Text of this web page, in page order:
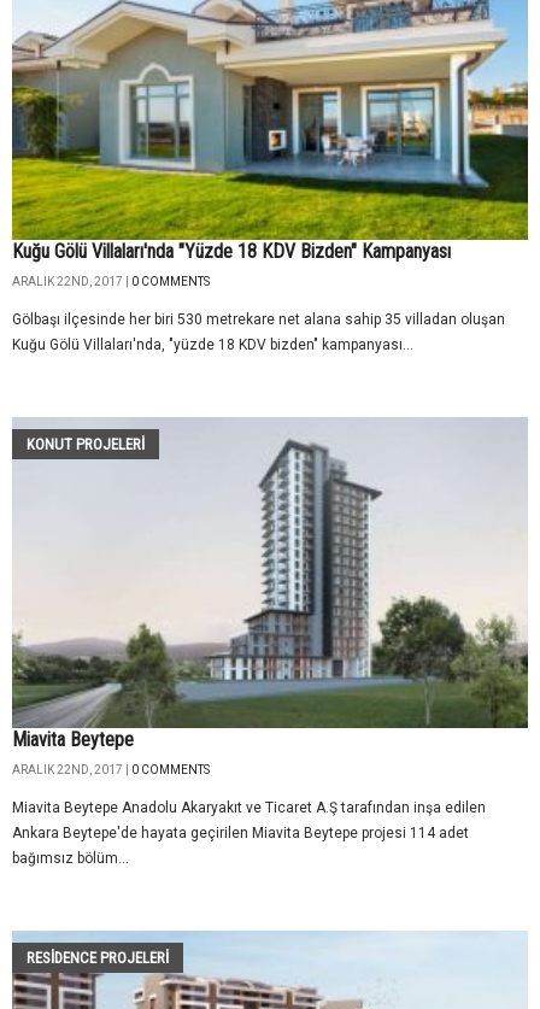
Kuğu Gölü Villaları'nda "Yüzde 18 KDV Bizden" Kampanyası
ARALIK 22ND, 2017 | 0 COMMENTS
Gölbaşı ilçesinde her biri 530 metrekare net alana sahip 35 villadan oluşan
Kuğu Gölü Villaları'nda, "yüzde 18 KDV bizden" kampanyası...
KONUT PROJELERI
Miavita Beytepe
ARALIK 22ND, 2017 | 0 COMMENTS
Miavita Beytepe Anadolu Akaryakıt ve Ticaret A.Ş tarafından inşa edilen
Ankara Beytepe'de hayata geçirilen Miavita Beytepe projesi 114 adet
bağımsız bölüm...
RESIDENCE PROJELERI